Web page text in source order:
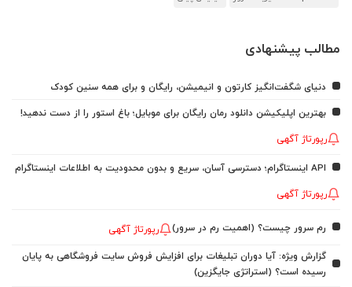
مطالب پیشنهادی
دنیای شگفت‌انگیز کارتون و انیمیشن، رایگان و برای همه سنین کودک
بهترین اپلیکیشن دانلود رمان رایگان برای موبایل؛ باغ استور را از دست ندهید!
رپورتاژ آگهی
API اینستاگرام؛ دسترسی آسان، سریع و بدون محدودیت به اطلاعات اینستاگرام
رپورتاژ آگهی
رم سرور چیست؟ (اهمیت رم در سرور) رپورتاژ آگهی
گزارش ویژه: آیا دوران تبلیغات برای افزایش فروش سایت فروشگاهی به پایان
رسیده است؟ (استراتژی جایگزین)